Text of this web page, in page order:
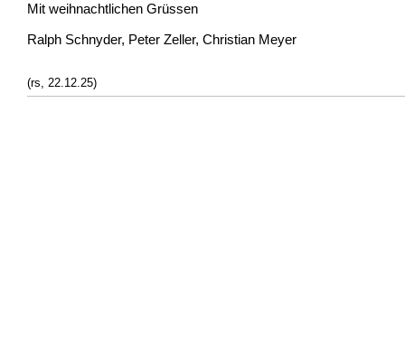
Mit weihnachtlichen Grüssen
Ralph Schnyder, Peter Zeller, Christian Meyer
(rs, 22.12.25)